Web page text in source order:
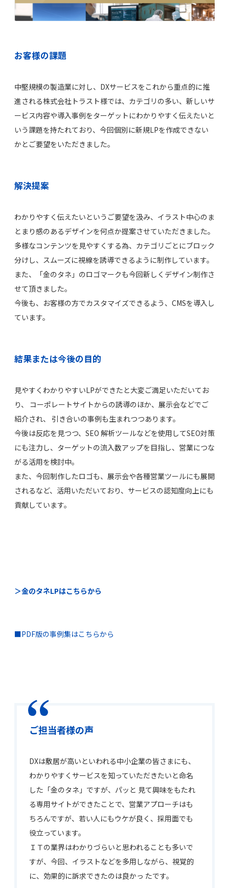
お客様の課題
中堅規模の製造業に対し、DXサービスをこれから重点的に推
進される株式会社トラスト様では、カテゴリの多い、新しいサ
ービス内容や導入事例をターゲットにわかりやすく伝えたいと
いう課題を持たれており、今回個別に新規LPを作成できない
かとご要望をいただきました。
解決提案
わかりやすく伝えたいというご要望を汲み、イラスト中心のま
とまり感のあるデザインを何点か提案させていただきました。
多様なコンテンツを見やすくする為、カテゴリごとにブロック
分けし、スムーズに視線を誘導できるように制作しています。
また、「金のタネ」のロゴマークも今回新しくデザイン制作さ
せて頂きました。
今後も、お客様の方でカスタマイズできるよう、CMSを導入し
ています。
結果または今後の目的
見やすくわかりやすいLPができたと大変ご満足いただいてお
り、 コーポレートサイトからの誘導のほか、展示会などでご
紹介され、 引き合いの事例も生まれつつあります。
今後は反応を見つつ、SEO 解析ツールなどを使用してSEO対策
にも注力し、ターゲットの流入数アップを目指し、営業につな
がる活用を検討中。
また、今回制作したロゴも、展示会や各種営業ツールにも展開
されるなど、活用いただいており、サービスの認知度向上にも
貢献しています。
＞金のタネLPはこちらから
■PDF版の事例集はこちらから
ご担当者様の声
DXは敷居が高いといわれる中小企業の皆さまにも、
わかりやすくサービスを知っていただきたいと命名
した「金のタネ」ですが、パッと 見て興味をもたれ
る専用サイトができたことで、営業アプローチはも
ちろんですが、若い人にもウケが良く、採用面でも
役立っています。
ＩＴの業界はわかりづらいと思われることも多いで
すが、今回、イラストなどを多用しながら、視覚的
に、効果的に訴求できたのは良かっ たです。